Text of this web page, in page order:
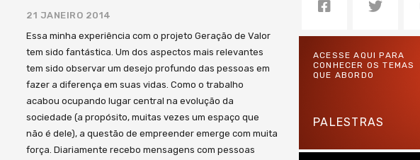
21 JANEIRO 2014
Essa minha experiência com o projeto Geração de Valor
tem sido fantástica. Um dos aspectos mais relevantes
tem sido observar um desejo profundo das pessoas em
fazer a diferença em suas vidas. Como o trabalho
acabou ocupando lugar central na evolução da
sociedade (a propósito, muitas vezes um espaço que
não é dele), a questão de empreender emerge com muita
força. Diariamente recebo mensagens com pessoas
ACESSE AQUI PARA
CONHECER OS TEMAS
QUE ABORDO
PALESTRAS